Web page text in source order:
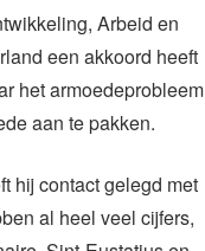
Arbeid en
een akkoord heeft
het armoedeprobleem
aan te pakken.
hij contact gelegd met
al heel veel cijfers,